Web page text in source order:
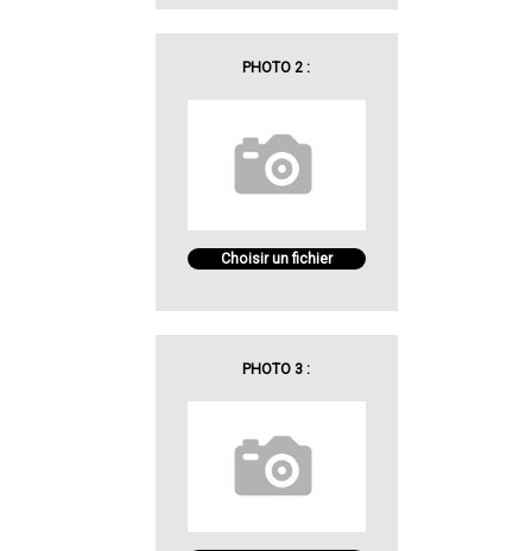
PHOTO 2 :
Choisir un fichier
PHOTO 3 :